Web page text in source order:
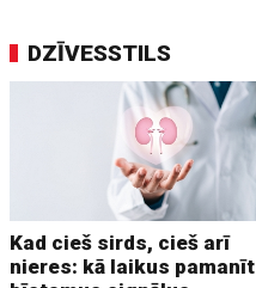
DZĪVESSTILS
Kad cieš sirds, cieš arī
nieres: kā laikus pamanīt